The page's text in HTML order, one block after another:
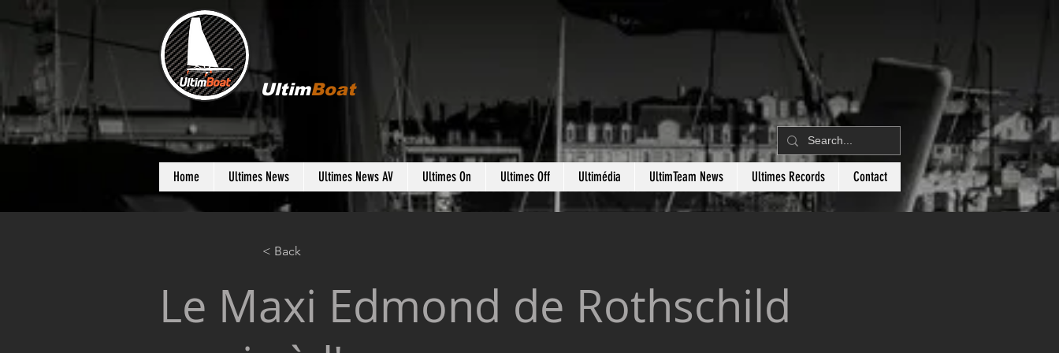
UltimBoat
Home Ultimes News Ultimes News AV Ultimes On Ultimes Off Ultimédia UltimTeam News Ultimes Records Contact
< Back
Le Maxi Edmond de Rothschild